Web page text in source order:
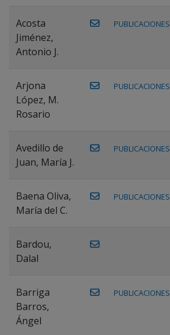
Acosta
Jiménez,
Antonio J.
PUBLICACIONES
Arjona
López, M.
Rosario
PUBLICACIONES
Avedillo de
Juan, María J.
PUBLICACIONES
Baena Oliva,
María del C.
PUBLICACIONES
Bardou,
Dalal
Barriga
Barros,
Ángel
PUBLICACIONES